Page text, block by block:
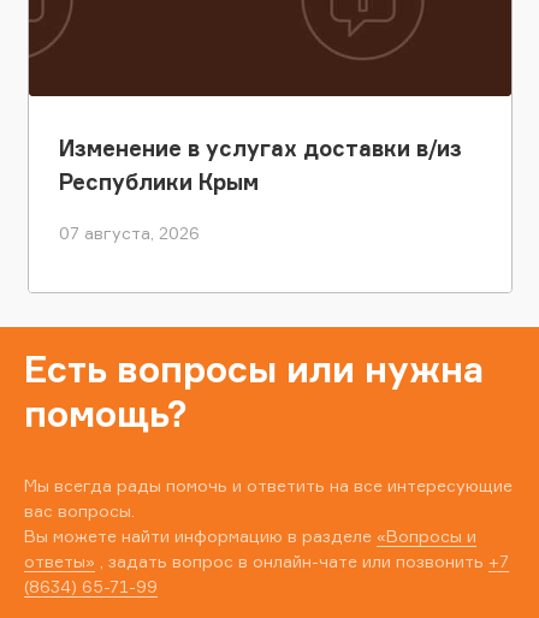
Изменение в услугах доставки в/из
Республики Крым
07 августа, 2026
Есть вопросы или нужна
помощь?
Мы всегда рады помочь и ответить на все интересующие
вас вопросы.
Вы можете найти информацию в разделе «Вопросы и
ответы» , задать вопрос в онлайн-чате или позвонить +7
(8634) 65-71-99